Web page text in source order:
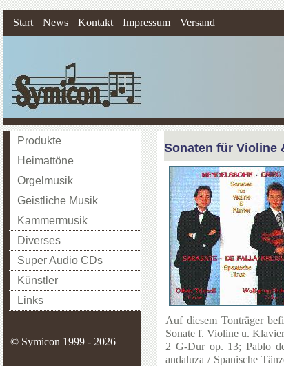
Start News Kontakt Impressum Versand
Sonaten für Violine
Auf diesem Tonträger
Sonate f. Violine u.
2 G-Dur op. 13; Pablo
andaluza / Spanische
Produkte
Heimattöne
Orgelmusik
Geistliche Musik
Kammermusik
Diverses
Super Audio CDs
Künstler
Links
© Symicon 1999 - 2026